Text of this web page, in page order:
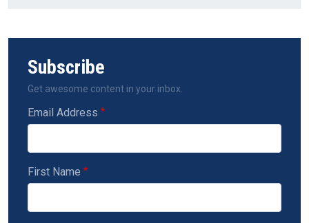
Subscribe
Get awesome content in your inbox.
Email Address
First Name